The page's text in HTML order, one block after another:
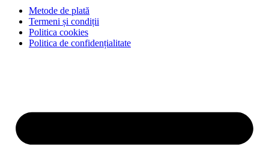
Metode de plată
Termeni și condiții
Politica cookies
Politica de confidențialitate